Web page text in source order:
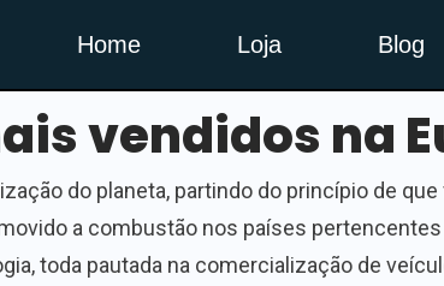
Home Loja Blog
vendidos na
do planeta, partindo do princípio de
a combustão nos países pertencentes
toda pautada na comercialização de